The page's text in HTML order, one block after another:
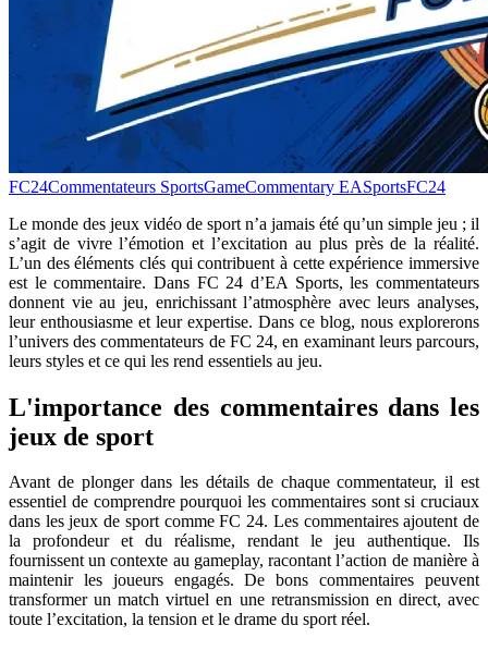
FC24Commentateurs SportsGameCommentary EASportsFC24
Le monde des jeux vidéo de sport n’a jamais été qu’un simple jeu ; il
s’agit de vivre l’émotion et l’excitation au plus près de la réalité.
L’un des éléments clés qui contribuent à cette expérience immersive
est le commentaire. Dans FC 24 d’EA Sports, les commentateurs
donnent vie au jeu, enrichissant l’atmosphère avec leurs analyses,
leur enthousiasme et leur expertise. Dans ce blog, nous explorerons
l’univers des commentateurs de FC 24, en examinant leurs parcours,
leurs styles et ce qui les rend essentiels au jeu.
L'importance des commentaires dans les
jeux de sport
Avant de plonger dans les détails de chaque commentateur, il est
essentiel de comprendre pourquoi les commentaires sont si cruciaux
dans les jeux de sport comme FC 24. Les commentaires ajoutent de
la profondeur et du réalisme, rendant le jeu authentique. Ils
fournissent un contexte au gameplay, racontant l’action de manière à
maintenir les joueurs engagés. De bons commentaires peuvent
transformer un match virtuel en une retransmission en direct, avec
toute l’excitation, la tension et le drame du sport réel.